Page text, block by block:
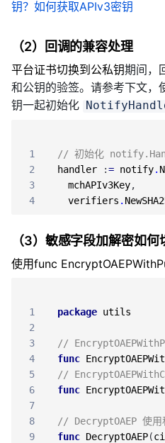
钥？如何获取APIv3密钥
（2）回调的兼容处理
平台证书切换到公私钥期间，
和公钥的验签。请参考下文，
钥一起初始化
1
// 初始化
2
handler := notify.
3
mchAPIv3Key,
4
verifiers .
（3）敏感字段加解密如何
使用func
1 package utils
2
3
//
4
func
5
//
6
func
7
8
// DecryptOAEP 使用
9
func DecryptOAEP(